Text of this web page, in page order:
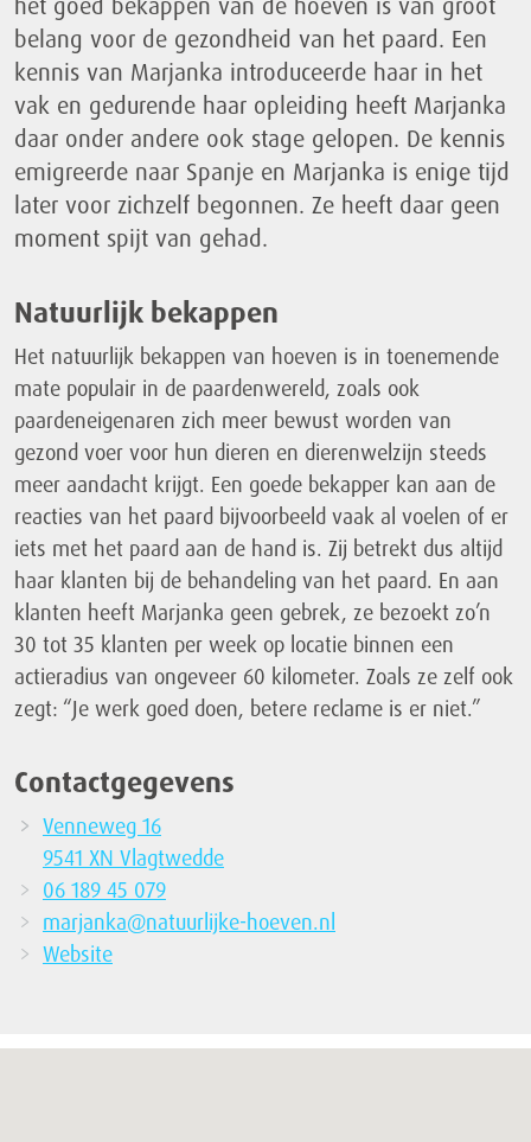
belang voor de gezondheid van het paard. Een
kennis van Marjanka introduceerde haar in het
vak en gedurende haar opleiding heeft Marjanka
daar onder andere ook stage gelopen. De kennis
emigreerde naar Spanje en Marjanka is enige tijd
later voor zichzelf begonnen. Ze heeft daar geen
moment spijt van gehad.
Natuurlijk bekappen
Het natuurlijk bekappen van hoeven is in toenemende
mate populair in de paardenwereld, zoals ook
paardeneigenaren zich meer bewust worden van
gezond voer voor hun dieren en dierenwelzijn steeds
meer aandacht krijgt. Een goede bekapper kan aan de
reacties van het paard bijvoorbeeld vaak al voelen of er
iets met het paard aan de hand is. Zij betrekt dus altijd
haar klanten bij de behandeling van het paard. En aan
klanten heeft Marjanka geen gebrek, ze bezoekt zo’n
30 tot 35 klanten per week op locatie binnen een
actieradius van ongeveer 60 kilometer. Zoals ze zelf ook
zegt: “Je werk goed doen, betere reclame is er niet.”
Contactgegevens
Venneweg 16
9541 XN Vlagtwedde
06 189 45 079
marjanka@natuurlijke-hoeven.nl
Website